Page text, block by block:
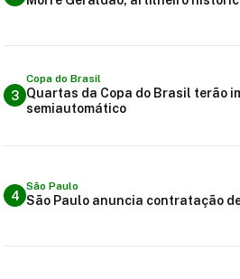
3
Copa do Brasil
Quartas da Copa do Brasil terão
semiautomático
4
São Paulo
São Paulo anuncia contratação